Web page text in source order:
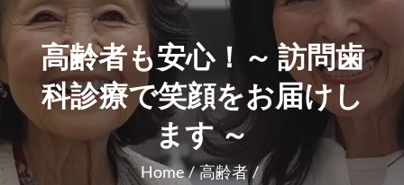
高齢者も安心！～ 訪問歯
科診療で笑顔をお届けし
ます ～
Home
高齢者